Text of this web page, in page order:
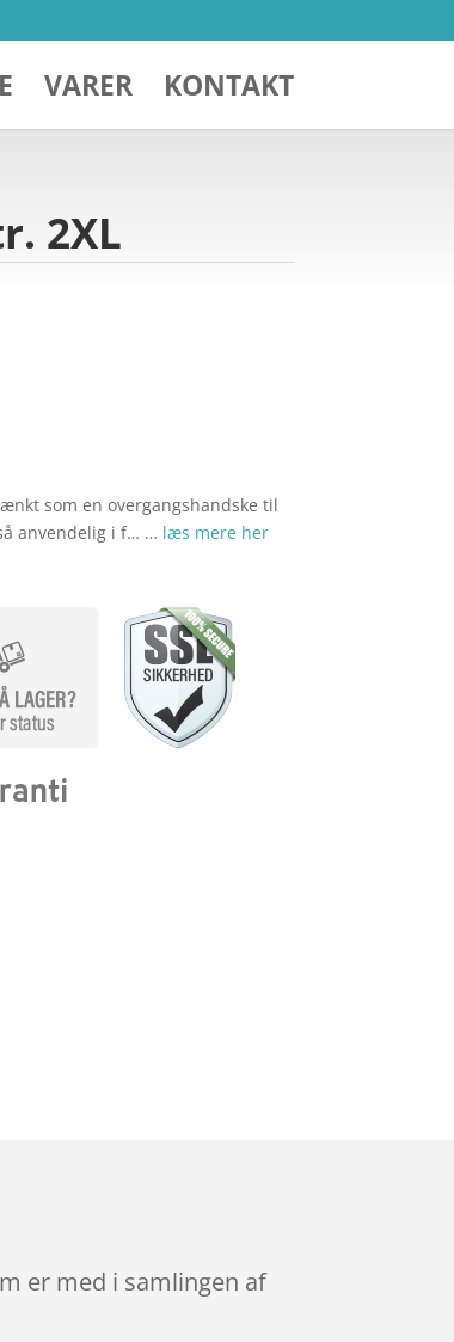
VARER KONTAKT
2XL
som en overgangshandske til
anvendelig i f… … læs mere her
er med i samlingen af